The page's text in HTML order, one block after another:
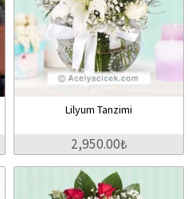
Lilyum Tanzimi
2,950.00₺